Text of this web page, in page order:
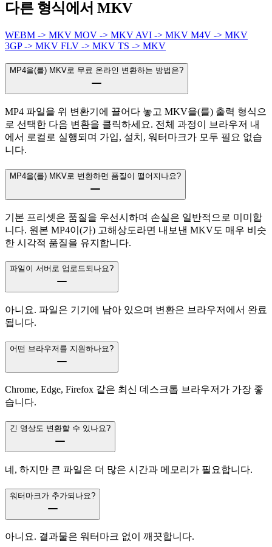
다른 형식에서 MKV
WEBM -> MKV MOV -> MKV AVI -> MKV M4V -> MKV
3GP -> MKV FLV -> MKV TS -> MKV
MP4을(를) MKV로 무료 온라인 변환하는 방법은?
MP4 파일을 위 변환기에 끌어다 놓고 MKV을(를) 출력 형식으
로 선택한 다음 변환을 클릭하세요. 전체 과정이 브라우저 내
에서 로컬로 실행되며 가입, 설치, 워터마크가 모두 필요 없습
니다.
MP4을(를) MKV로 변환하면 품질이 떨어지나요?
기본 프리셋은 품질을 우선시하며 손실은 일반적으로 미미합
니다. 원본 MP4이(가) 고해상도라면 내보낸 MKV도 매우 비슷
한 시각적 품질을 유지합니다.
파일이 서버로 업로드되나요?
아니요. 파일은 기기에 남아 있으며 변환은 브라우저에서 완료
됩니다.
어떤 브라우저를 지원하나요?
Chrome, Edge, Firefox 같은 최신 데스크톱 브라우저가 가장 좋
습니다.
긴 영상도 변환할 수 있나요?
네, 하지만 큰 파일은 더 많은 시간과 메모리가 필요합니다.
워터마크가 추가되나요?
아니요. 결과물은 워터마크 없이 깨끗합니다.